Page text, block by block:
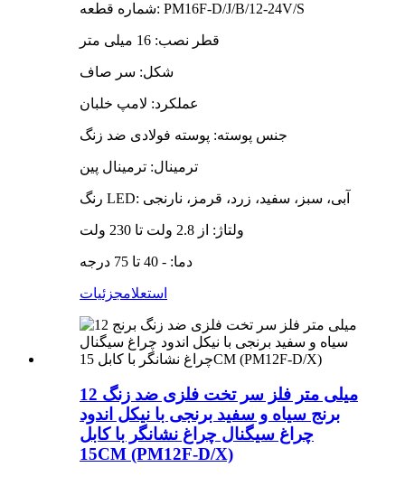
شماره قطعه: PM16F-D/J/B/12-24V/S
قطر نصب: 16 میلی متر
شکل: سر صاف
عملکرد: لامپ خلبان
جنس پوسته: پوسته فولادی ضد زنگ
ترمینال: ترمینال پین
رنگ LED: آبی، سبز، سفید، زرد، قرمز، نارنجی
ولتاژ: از 2.8 ولت تا 230 ولت
دما: - 40 تا 75 درجه
استعلامجزئیات
12 میلی متر فلز سر تخت فلزی ضد زنگ
برنج سیاه و سفید برنجی با نیکل اندود
چراغ سیگنال چراغ نشانگر با کابل
15CM (PM12F-D/X)